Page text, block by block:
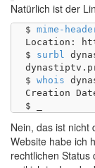
Natürlich ist der
$ mime-
Location:
$ surbl
$ whois
Creation
Nein, das ist nicht
Website habe ich
rechtlichen Status